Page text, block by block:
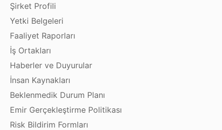
Şirket Profili
Yetki Belgeleri
Faaliyet Raporları
İş Ortakları
Haberler ve Duyurular
İnsan Kaynakları
Beklenmedik Durum Planı
Emir Gerçekleştirme Politikası
Risk Bildirim Formları